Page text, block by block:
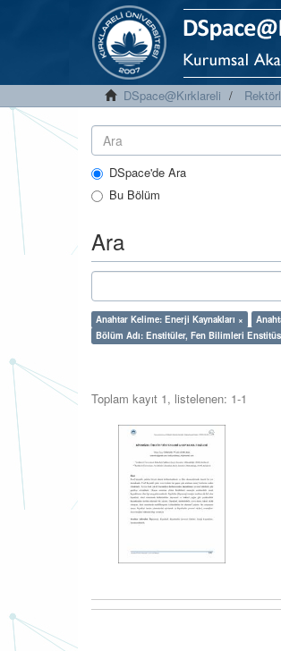
DSpace@Kırklareli
DSpace'de Ara
Bu Bölüm
Ara
Anahtar Kelime: Enerji Kaynakları ×
Bölüm Adı: Enstitüler, Fen Bilimleri
Toplam kayıt 1, listelenen: 1-1